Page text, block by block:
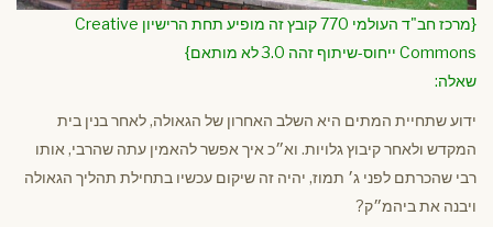
{מרכז חב"ד העולמי 770 קובץ זה מופיע תחת הרישיון Creative
Commons ייחוס-שיתוף זהה 3.0 לא מותאם}
שאלה:
ידוע שתחיית המתים היא השלב האחרון של הגאולה, לאחר בנין בית
המקדש ולאחר קיבוץ גלויות. וא״כ איך אפשר להאמין עתה שהרבי, אותו
רבי שהכרתם לפני ג׳ תמוז, יהיה זה שיקום עכשיו בתחילת תהליך הגאולה
ויבנה את ביהמ״ק?